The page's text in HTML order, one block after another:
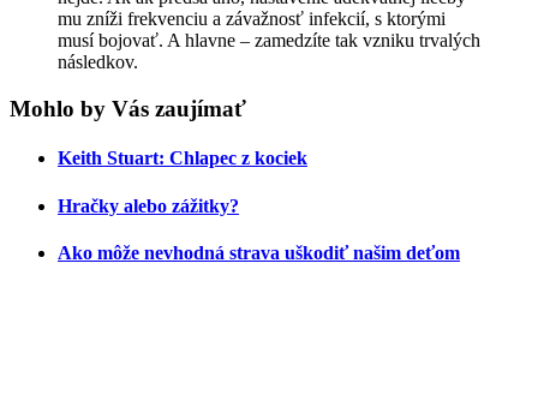
mu zníži frekvenciu a závažnosť infekcií, s ktorými
musí bojovať. A hlavne – zamedzíte tak vzniku trvalých
následkov.
Mohlo by Vás zaujímať
Keith Stuart: Chlapec z kociek
Hračky alebo zážitky?
Ako môže nevhodná strava uškodiť našim deťom